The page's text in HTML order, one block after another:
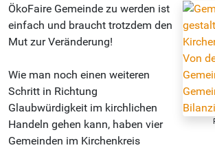
ÖkoFaire Gemeinde zu werden ist
einfach und braucht trotzdem den
Mut zur Veränderung!
Wie man noch einen weiteren
Schritt in Richtung
Glaubwürdigkeit im kirchlichen
Handeln gehen kann, haben vier
Gemeinden im Kirchenkreis